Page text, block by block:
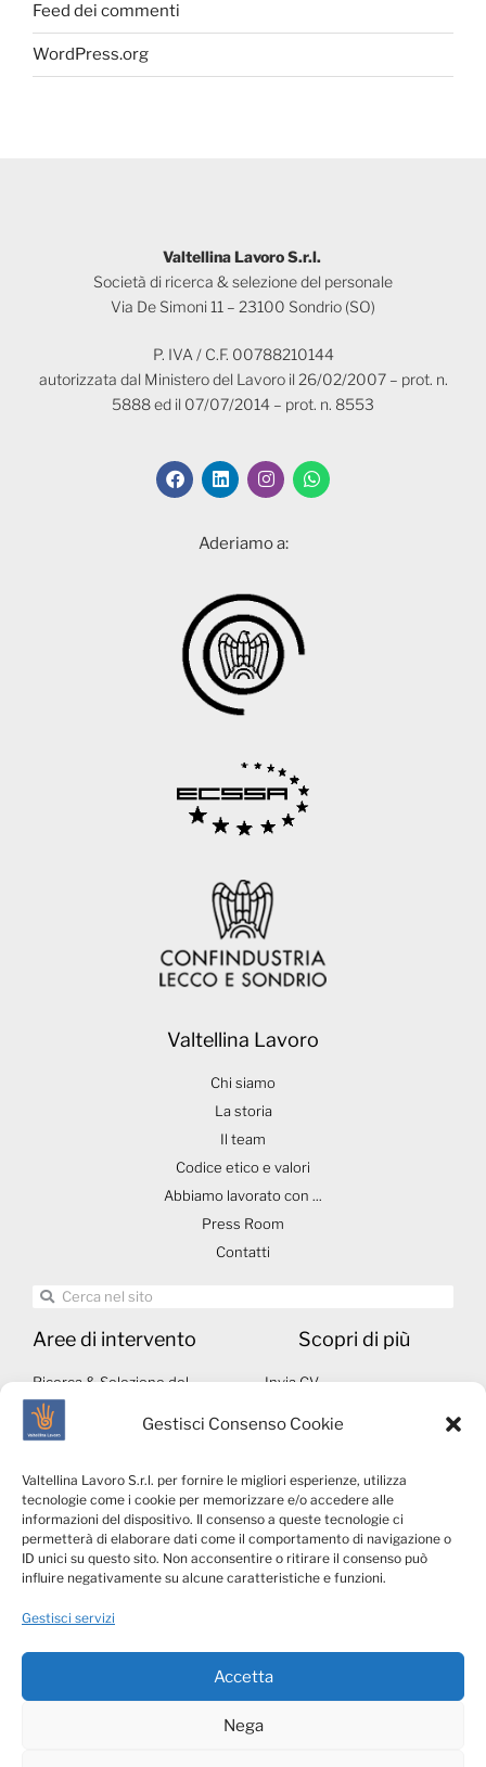
Gestisci Consenso Cookie
Valtellina Lavoro S.r.l. per fornire le migliori esperienze, utilizza
tecnologie come i cookie per memorizzare e/o accedere alle
informazioni del dispositivo. Il consenso a queste tecnologie ci
permetterà di elaborare dati come il comportamento di navigazione o
ID unici su questo sito. Non acconsentire o ritirare il consenso può
influire negativamente su alcune caratteristiche e funzioni.
Gestisci servizi
Accetta
Nega
Feed dei commenti
WordPress.org
Valtellina Lavoro S.r.l.
Società di ricerca & selezione del personale
Via De Simoni 11 – 23100 Sondrio (SO)
P. IVA / C.F. 00788210144
autorizzata dal Ministero del Lavoro il 26/02/2007 – prot. n.
5888 ed il 07/07/2014 – prot. n. 8553
Aderiamo a:
Valtellina Lavoro
Chi siamo
La storia
Il team
Codice etico e valori
Abbiamo lavorato con ...
Press Room
Contatti
Aree di intervento
Ricerca & Selezione del
personale
Middle & Executive Search
Talents4Business
VLConsulting
Scopri di più
Invia CV
Privacy & Social Media
Policy
Cookies Policy
Privacy candidati